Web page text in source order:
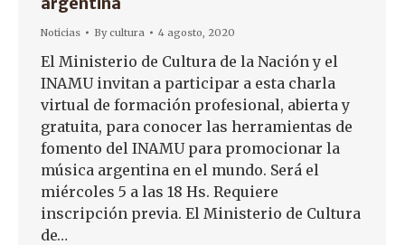
Noticias Bycultura 4 agosto, 2020
El Ministerio de Cultura de la Nación y el
INAMU invitan a participar a esta charla
virtual de formación profesional, abierta y
gratuita, para conocer las herramientas de
fomento del INAMU para promocionar la
música argentina en el mundo. Será el
miércoles 5 a las 18 Hs. Requiere
inscripción previa. El Ministerio de Cultura
de…